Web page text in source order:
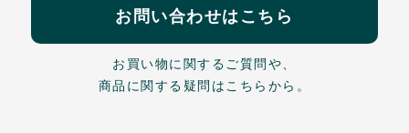
お問い合わせはこちら
お買い物に関するご質問や、
商品に関する疑問はこちらから。